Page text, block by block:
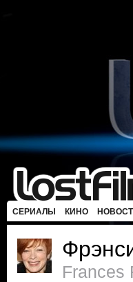
СЕРИАЛЫ КИНО
Frances